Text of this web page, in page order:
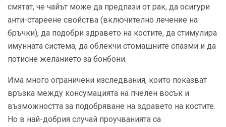
смятат, че чайът може да предпази от рак, да осигури
анти-стареене свойства (включително лечение на
бръчки), да подобри здравето на костите, да стимулира
имунната система, да облекчи стомашните спазми и да
потисне желанието за бонбони.
Има много ограничени изследвания, които показват
връзка между консумацията на пчелен восък и
възможността за подобряване на здравето на костите.
Но в най-добрия случай проучванията са